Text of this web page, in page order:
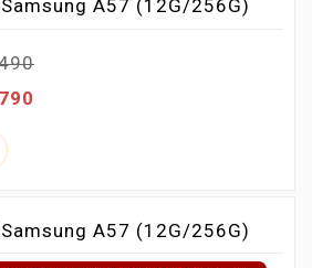
A57 (12G/256G)
A57 (12G/256G)